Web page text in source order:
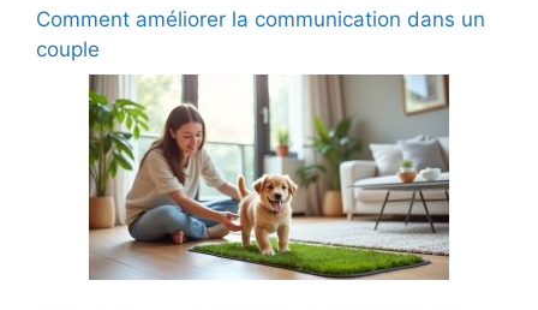
Comment améliorer la communication dans un
couple